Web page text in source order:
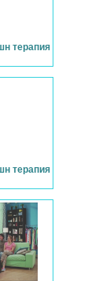
терапия
терапия